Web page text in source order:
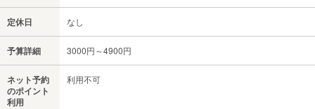
定休日 なし
予算詳細 3000円～4900円
ネット予約
のポイント
利用
利用不可